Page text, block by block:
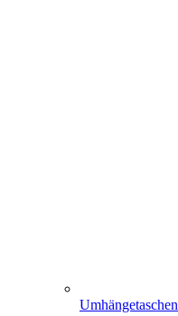
Umhängetaschen